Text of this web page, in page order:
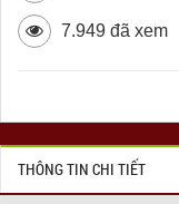
7.949 đã xem
THÔNG TIN CHI TIẾT